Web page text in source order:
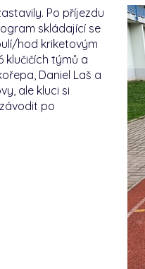
Po příjezdu
skládající se
hod kriketovým
klučičích týmů a
Daniel Laš a
ale kluci si
po